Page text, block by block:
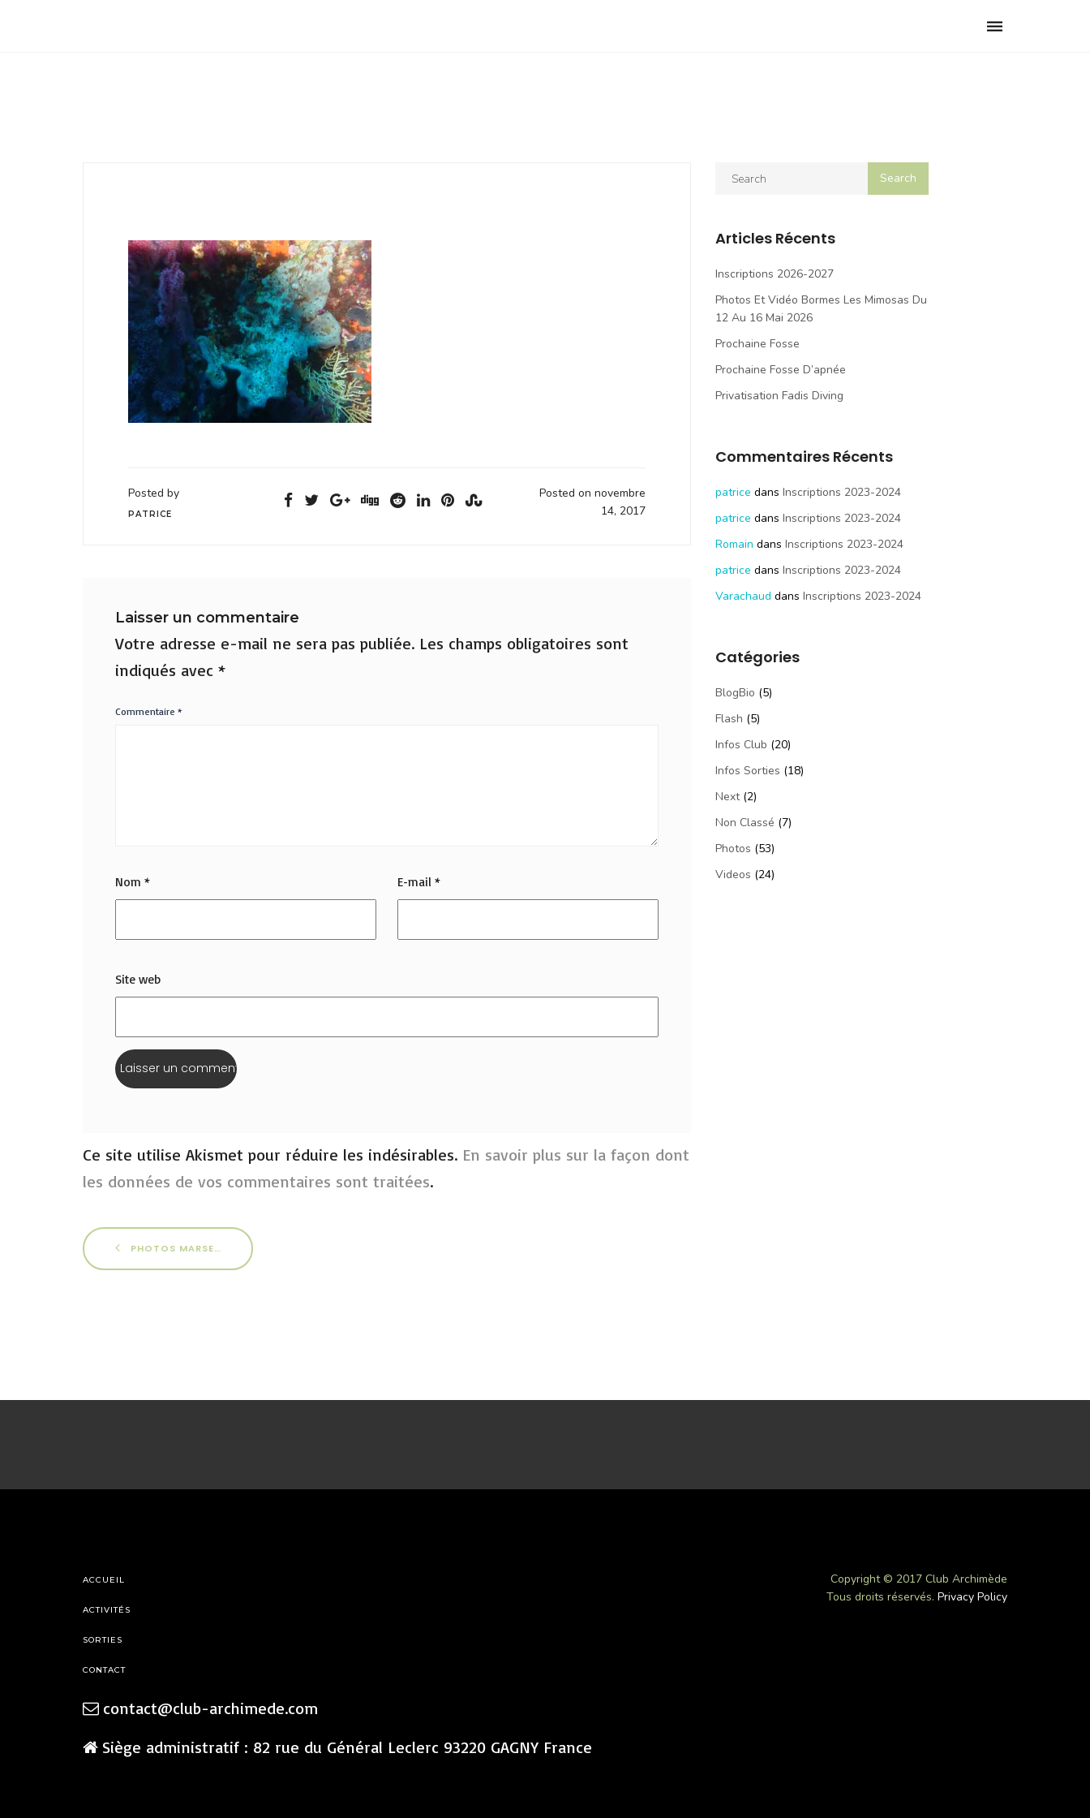
Toggle
Posted by
PATRICE
Posted on novembre
14, 2017
Laisser un commentaire
Votre adresse e-mail ne sera pas publiée. Les champs obligatoires sont
indiqués avec *
Commentaire *
Nom * E-mail*
Site web
Ce site utilise Akismet pour réduire les indésirables. En savoir plus sur la façon dont
les données de vos commentaires sont traitées.
PHOTOS MARSEILLE 2013
Articles Récents
Inscriptions 2026-2027
Photos Et Vidéo Bormes Les Mimosas Du
12 Au 16 Mai 2026
Prochaine Fosse
Prochaine Fosse D’apnée
Privatisation Fadis Diving
Commentaires Récents
patrice dans Inscriptions 2023-2024
patrice dans Inscriptions 2023-2024
Romain dans Inscriptions 2023-2024
patrice dans Inscriptions 2023-2024
Varachaud dans Inscriptions 2023-2024
Catégories
BlogBio (5)
Flash (5)
Infos Club (20)
Infos Sorties (18)
Next(2)
Non Classé (7)
Photos (53)
Videos (24)
ACCUEIL
ACTIVITÉS
SORTIES
CONTACT
contact@club-archimede.com
Siège administratif : 82 rue du Général Leclerc 93220 GAGNY France
Copyright © 2017 Club Archimède
Tous droits réservés. Privacy Policy